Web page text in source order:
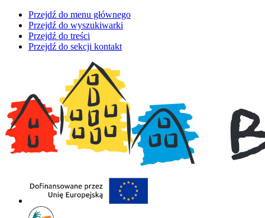
Przejdź do menu głównego
Przejdź do wyszukiwarki
Przejdź do treści
Przejdź do sekcji kontakt